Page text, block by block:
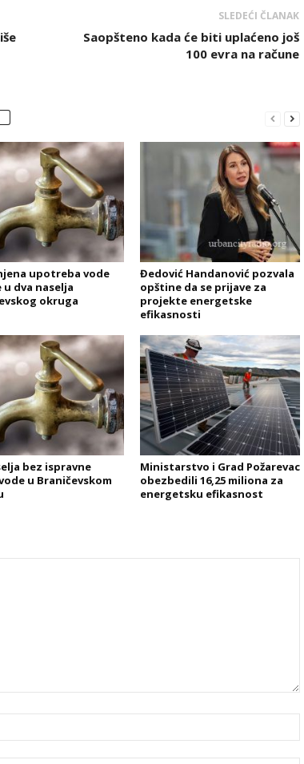
SLEDEĆI ČLANAK
Saopšteno kada će biti uplaćeno još
100 evra na račune
upotreba vode
u dva naselja
okruga
Đedović Handanović pozvala
opštine da se prijave za
projekte energetske
efikasnosti
bez ispravne
u Braničevskom
Ministarstvo i Grad Požarevac
obezbedili 16,25 miliona za
energetsku efikasnost